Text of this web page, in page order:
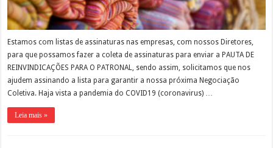
Estamos com listas de assinaturas nas empresas, com nossos Diretores,
para que possamos fazer a coleta de assinaturas para enviar a PAUTA DE
REINVINDICAÇÕES PARA O PATRONAL, sendo assim, solicitamos que nos
ajudem assinando a lista para garantir a nossa próxima Negociação
Coletiva. Haja vista a pandemia do COVID19 (coronavirus) …
Leia mais »